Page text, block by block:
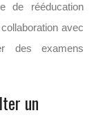
de rééducation
avec
des examens
un